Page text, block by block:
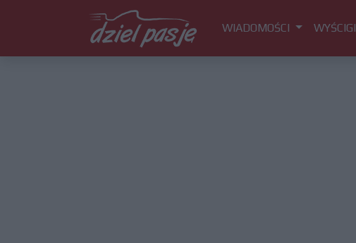
WIADOMOŚCI WYŚCIGI